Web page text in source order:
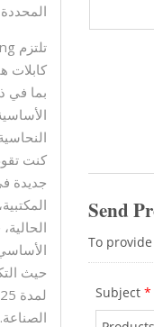
المحددة.
كابلات
بما في
كنت
جديدة
حيث